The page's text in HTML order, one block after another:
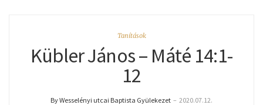
Tanítások
Kübler János – Máté 14:1-
12
By Wesselényi utcai Baptista Gyülekezet – 2020.07.12.